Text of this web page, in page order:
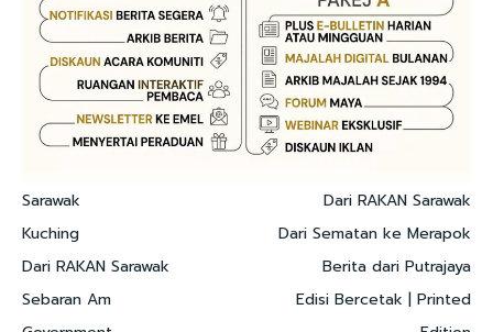
Sarawak
Kuching
Dari RAKAN Sarawak
Sebaran Am
Dari RAKAN Sarawak
Dari Sematan ke Merapok
Berita dari Putrajaya
Edisi Bercetak | Printed